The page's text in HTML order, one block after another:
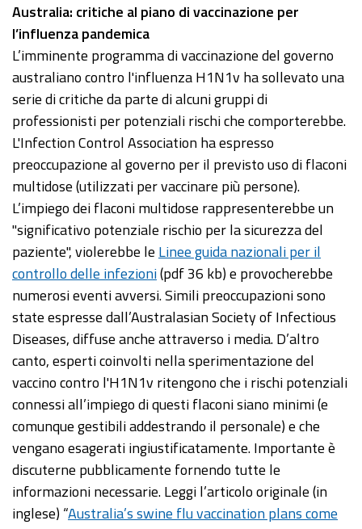
Australia: critiche al piano di vaccinazione per
l’influenza pandemica
L’imminente programma di vaccinazione del governo
australiano contro l'influenza H1N1v ha sollevato una
serie di critiche da parte di alcuni gruppi di
professionisti per potenziali rischi che comporterebbe.
L'Infection Control Association ha espresso
preoccupazione al governo per il previsto uso di flaconi
multidose (utilizzati per vaccinare più persone).
L’impiego dei flaconi multidose rappresenterebbe un
"significativo potenziale rischio per la sicurezza del
paziente", violerebbe le Linee guida nazionali per il
controllo delle infezioni(pdf 36 kb) e provocherebbe
numerosi eventi avversi. Simili preoccupazioni sono
state espresse dall’Australasian Society of Infectious
Diseases, diffuse anche attraverso i media. D’altro
canto, esperti coinvolti nella sperimentazione del
vaccino contro l'H1N1v ritengono che i rischi potenziali
connessi all’impiego di questi flaconi siano minimi (e
comunque gestibili addestrando il personale) e che
vengano esagerati ingiustificatamente. Importante è
discuterne pubblicamente fornendo tutte le
informazioni necessarie. Leggi l’articolo originale (in
inglese) “Australia’s swine flu vaccination plans come